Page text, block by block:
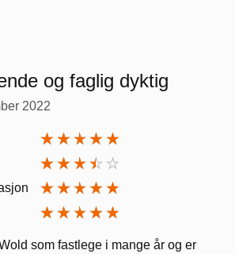
og faglig dyktig
2022
som fastlege i mange år og er